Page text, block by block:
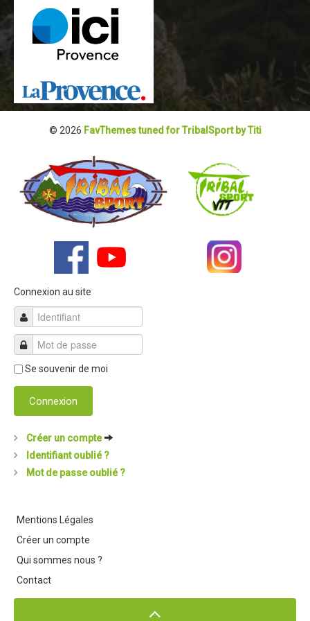
Blog 2022
Règlement 2022
Dossier de presse 2022
Affiche 2022
Partenaires 2022
Plans des spéciales 2022
Résultats 2022
Photos 2022
Edition 2020
Dossier de Presse 2020
Blog 2019
Revue de presse 2019
Résultats 2019
Programme 2019
Règlement 2019
Dossier de Presse 2019
Enduro Kids 2019
Edition 2018
Bilan de l'Enduro 2018
© 2026 FavThemes tuned for TribalSport by Titi
Connexion au site
Se souvenir de moi
Connexion
Créer un compte
Identifiant oublié ?
Mot de passe oublié ?
Mentions Légales
Créer un compte
Qui sommes nous ?
Contact